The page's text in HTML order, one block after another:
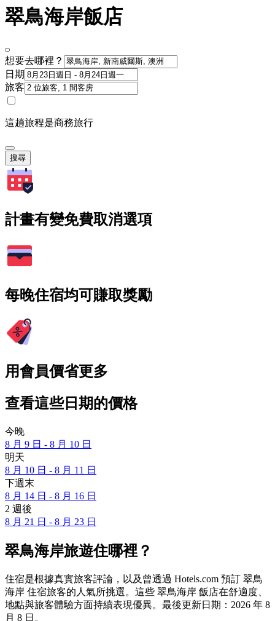
翠鳥海岸飯店
想要去哪裡？
日期
旅客
這趟旅程是商務旅行
搜尋
計畫有變免費取消選項
每晚住宿均可賺取獎勵
用會員價省更多
查看這些日期的價格
今晚
8 月 9 日 - 8 月 10 日
明天
8 月 10 日 - 8 月 11 日
下週末
8 月 14 日 - 8 月 16 日
2 週後
8 月 21 日 - 8 月 23 日
翠鳥海岸旅遊住哪裡？
住宿是根據真實旅客評論，以及曾透過 Hotels.com 預訂 翠鳥
海岸 住宿旅客的人氣所挑選。這些 翠鳥海岸 飯店在舒適度、
地點與旅客體驗方面持續表現優異。最後更新日期： 2026 年 8
月 8 日 。